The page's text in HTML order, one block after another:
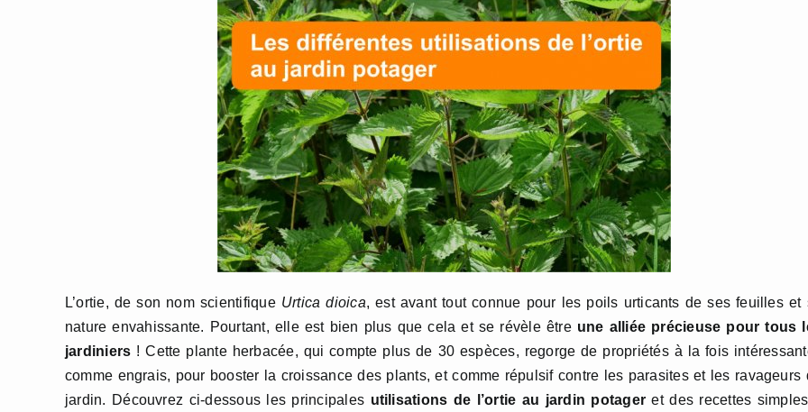
L’ortie, de son nom scientifique Urtica dioica, est avant tout connue pour les poils urticants de ses feuilles et
nature envahissante. Pourtant, elle est bien plus que cela et se révèle être une alliée précieuse pour tous
jardiniers ! Cette plante herbacée, qui compte plus de 30 espèces, regorge de propriétés à la fois
comme engrais, pour booster la croissance des plants, et comme répulsif contre les parasites et les ravageurs
jardin. Découvrez ci-dessous les principales utilisations de l’ortie au jardin potager et des recettes